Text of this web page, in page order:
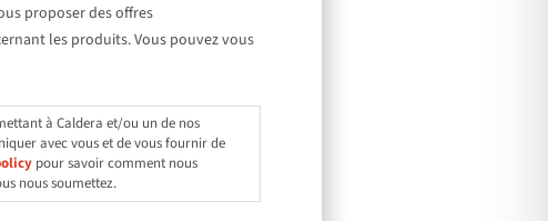
proposer des offres
les produits. Vous pouvez vous
à Caldera et/ou un de nos
avec vous et de vous fournir de
pour savoir comment nous
nous soumettez.